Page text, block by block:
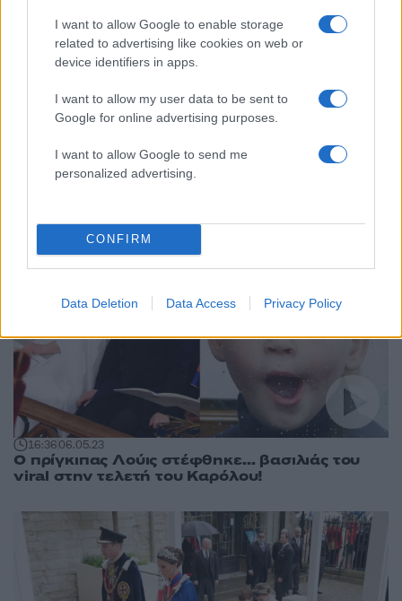
I want to allow Google to enable storage
related to advertising like cookies on web or
device identifiers in apps.
I want to allow my user data to be sent to
Google for online advertising purposes.
I want to allow Google to send me
personalized advertising.
CONFIRM
Data Deletion Data Access Privacy Policy
20:4606.05.23
Νέο «show» του πρίγκιπα Λούις στο μπαλκόνι
του Μπάκιγχαμ μετά τη στέψη του βασιλιά
Καρόλου
16:3606.05.23
Ο πρίγκιπας Λούις στέφθηκε... βασιλιάς του
viral στην τελετή του Καρόλου!